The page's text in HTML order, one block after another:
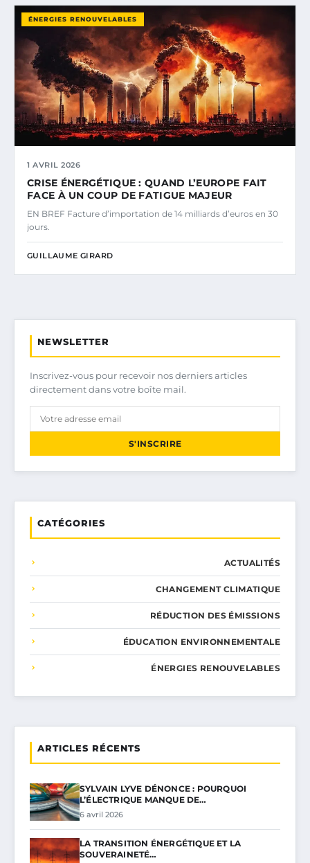
ÉNERGIES RENOUVELABLES
1 AVRIL 2026
CRISE ÉNERGÉTIQUE : QUAND L’EUROPE FAIT
FACE À UN COUP DE FATIGUE MAJEUR
EN BREF Facture d’importation de 14 milliards d’euros en 30
jours.
GUILLAUME GIRARD
NEWSLETTER
Inscrivez-vous pour recevoir nos derniers articles
directement dans votre boîte mail.
S'INSCRIRE
CATÉGORIES
ACTUALITÉS
CHANGEMENT CLIMATIQUE
RÉDUCTION DES ÉMISSIONS
ÉDUCATION ENVIRONNEMENTALE
ÉNERGIES RENOUVELABLES
ARTICLES RÉCENTS
SYLVAIN LYVE DÉNONCE : POURQUOI
L’ÉLECTRIQUE MANQUE DE…
6 avril 2026
LA TRANSITION ÉNERGÉTIQUE ET LA
SOUVERAINETÉ…